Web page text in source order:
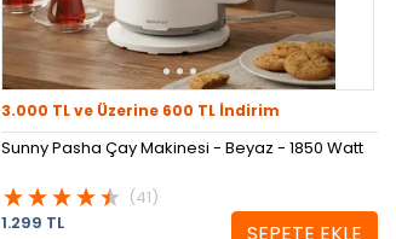
3.000 TL ve Üzerine 600 TL İndirim
Sunny Pasha Çay Makinesi - Beyaz - 1850 Watt
(41)
1.299 TL